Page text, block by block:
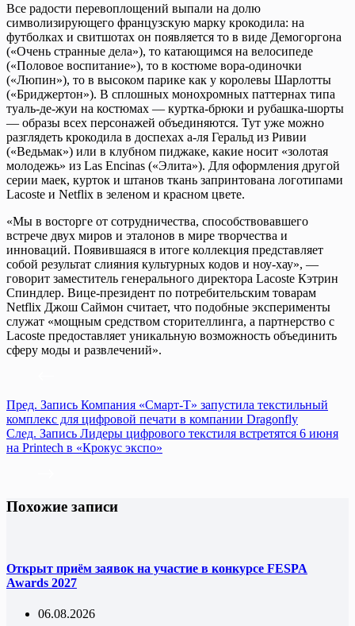
Все радости перевоплощений выпали на долю
символизирующего французскую марку крокодила: на
футболках и свитшотах он появляется то в виде Демогоргона
(«Очень странные дела»), то катающимся на велосипеде
(«Половое воспитание»), то в костюме вора-одиночки
(«Люпин»), то в высоком парике как у королевы Шарлотты
(«Бриджертон»). В сплошных монохромных паттернах типа
туаль-де-жуи на костюмах — куртка-брюки и рубашка-шорты
— образы всех персонажей объединяются. Тут уже можно
разглядеть крокодила в доспехах а-ля Геральд из Ривии
(«Ведьмак») или в клубном пиджаке, какие носит «золотая
молодежь» из Las Encinas («Элита»). Для оформления другой
серии маек, курток и штанов ткань запринтована логотипами
Lacoste и Netflix в зеленом и красном цвете.
«Мы в восторге от сотрудничества, способствовавшего
встрече двух миров и эталонов в мире творчества и
инноваций. Появившаяся в итоге коллекция представляет
собой результат слияния культурных кодов и ноу-хау», —
говорит заместитель генерального директора Lacoste Кэтрин
Спиндлер. Вице-президент по потребительским товарам
Netflix Джош Саймон считает, что подобные эксперименты
служат «мощным средством сторителлинга, а партнерство с
Lacoste предоставляет уникальную возможность объединить
сферу моды и развлечений».
Пред. Запись Компания «Смарт-Т» запустила текстильный
комплекс для цифровой печати в компании Dragonfly
След. Запись Лидеры цифрового текстиля встретятся 6 июня
на Printech в «Крокус экспо»
Похожие записи
Открыт приём заявок на участие в конкурсе FESPA
Awards 2027
06.08.2026